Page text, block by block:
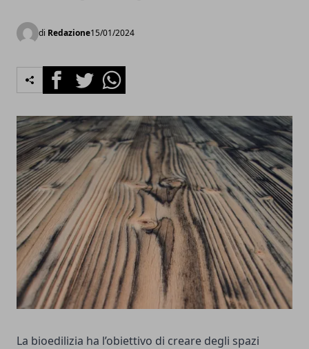
di Redazione15/01/2024
FacebookTwitterWhatsapp
La bioedilizia ha l’obiettivo di creare degli spazi